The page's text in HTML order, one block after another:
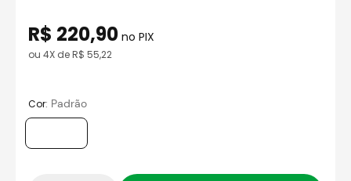
9º capacete ls2
10º race tech
R$ 220,90 no PIX
ou 4X deR$ 55,22
Cor: Padrão